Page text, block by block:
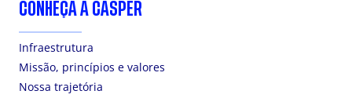
CONHEÇA A CÁSPER
Infraestrutura
Missão, princípios e valores
Nossa trajetória